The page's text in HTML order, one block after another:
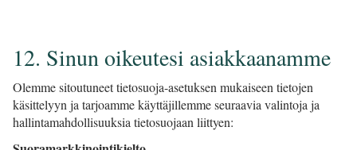
12. Sinun oikeutesi asiakkaanamme
Olemme sitoutuneet tietosuoja-asetuksen mukaiseen tietojen
käsittelyyn ja tarjoamme käyttäjillemme seuraavia valintoja ja
hallintamahdollisuuksia tietosuojaan liittyen: